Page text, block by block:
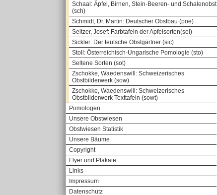
Schaal: Äpfel, Birnen, Stein-Beeren- und Schalenobst
(sch)
Schmidt, Dr. Martin: Deutscher Obstbau (poe)
Seitzer, Josef: Farbtafeln der Apfelsorten(sei)
Sickler: Der teutsche Obstgärtner (sic)
Stoll: Österreichisch-Ungarische Pomologie (sto)
Seltene Sorten (sot)
Zschokke, Waedenswill: Schweizerisches
Obstbilderwerk (sow)
Zschokke, Waedenswill: Schweizerisches
Obstbilderwerk Texttafeln (sowt)
Pomologen
Unsere Obstwiesen
Obstwiesen Statistik
Unsere Bäume
Copyright
Flyer und Plakate
Links
Impressum
Datenschutz